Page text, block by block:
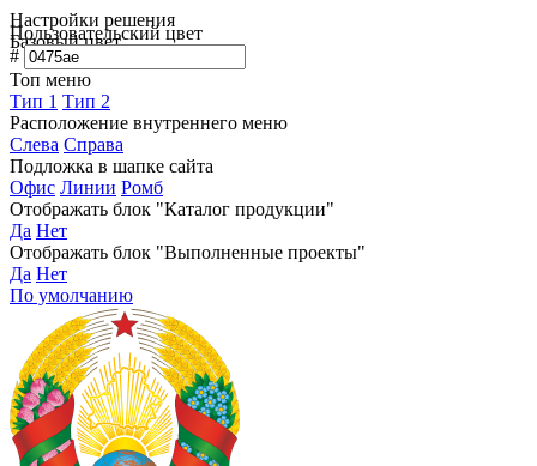
Настройки решения
Базовый цвет
Пользовательский цвет
#
Топ меню
Тип 1 Тип 2
Расположение внутреннего меню
Слева Справа
Подложка в шапке сайта
Офис Линии Ромб
Отображать блок "Каталог продукции"
Да Нет
Отображать блок "Выполненные проекты"
Да Нет
По умолчанию